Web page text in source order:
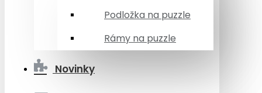
Podložka na puzzle
Rámy na puzzle
Novinky